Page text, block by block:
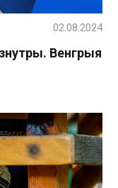
Венгрыя
02.08.2024